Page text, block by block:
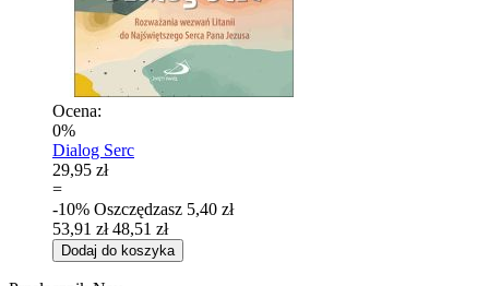
Ocena:
0%
Dialog Serc
29,95 zł
=
-10% Oszczędzasz 5,40 zł
53,91 zł 48,51 zł
Dodaj do koszyka